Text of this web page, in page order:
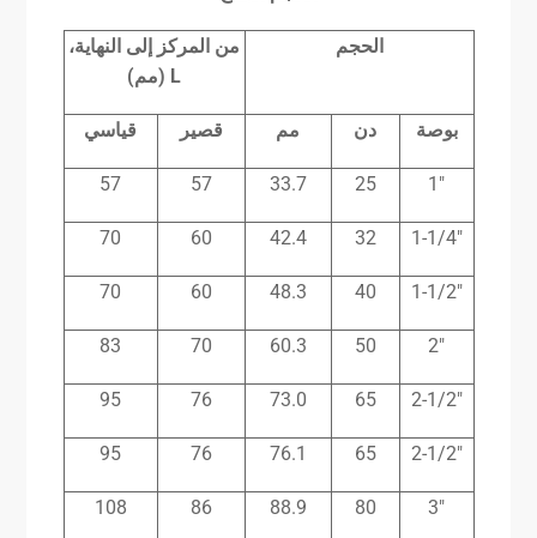
الحجم
من المركز إلى النهاية،
L (مم)
بوصة دن مم قصير قياسي
1″
25
33.7
57
57
1-1/4″
32
42.4
60
70
1-1/2″
40
48.3
60
70
2″
50
60.3
70
83
2-1/2″
65
73.0
76
95
2-1/2″
65
76.1
76
95
3″
80
88.9
86
108